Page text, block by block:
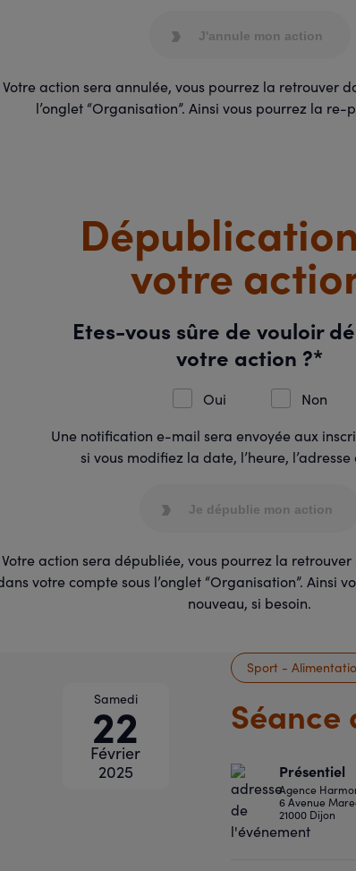
J'annule mon action
Votre action sera annulée, vous pourrez la retrouver
l’onglet “Organisation”. Ainsi vous pourrez la re-
votre
Etes-vous sûre de vouloir
votre action ?*
Oui
Non
Une notification e-mail sera envoyée aux
si vous modifiez la date, l’heure,
Je dépublie mon action
Votre action sera dépubliée, vous pourrez la retrouver
votre compte sous l’onglet “Organisation”. Ainsi
nouveau, si besoin.
Sport -
Présentiel
Agence
6 Avenue
21000 Dijon
Samedi
22
Février
2025